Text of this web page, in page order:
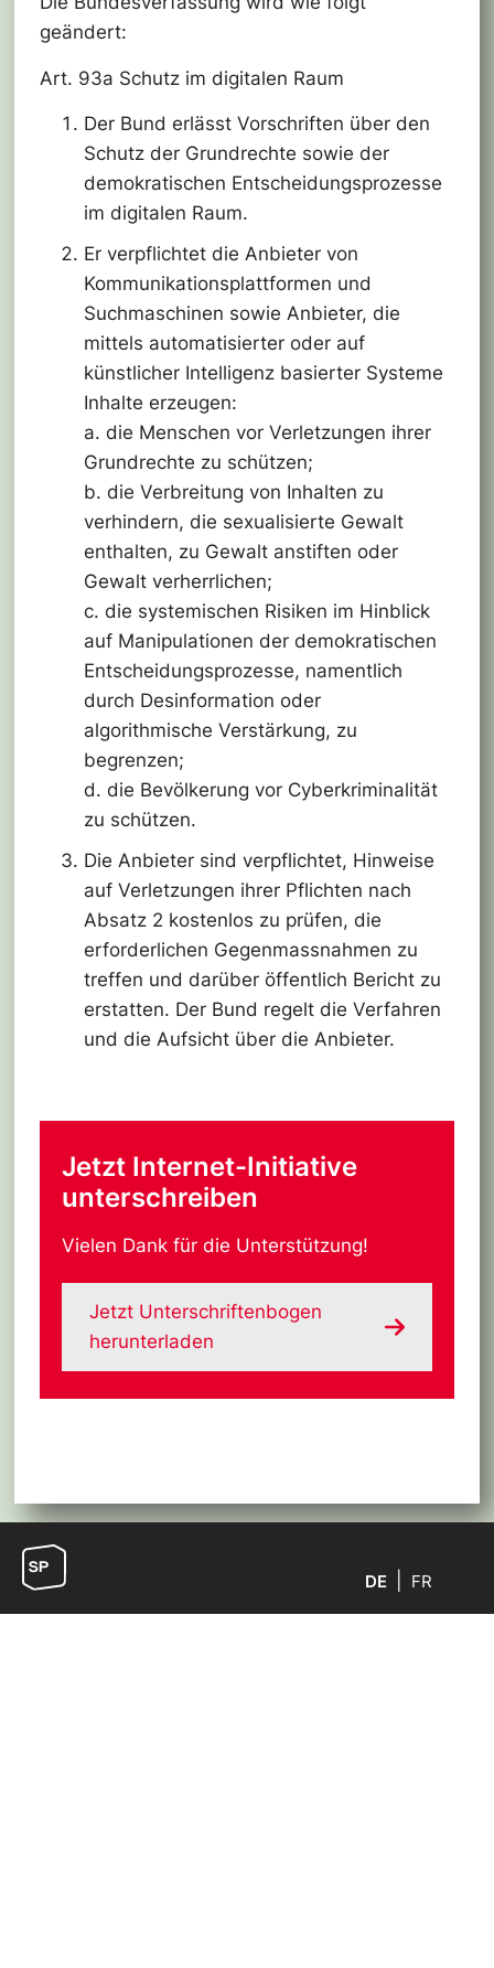
geändert:
Art. 93a Schutz im digitalen Raum
Der Bund erlässt Vorschriften über den
Schutz der Grundrechte sowie der
demokratischen Entscheidungsprozesse
im digitalen Raum.
Er verpflichtet die Anbieter von
Kommunikationsplattformen und
Suchmaschinen sowie Anbieter, die
mittels automatisierter oder auf
künstlicher Intelligenz basierter Systeme
Inhalte erzeugen:
a. die Menschen vor Verletzungen ihrer
Grundrechte zu schützen;
b. die Verbreitung von Inhalten zu
verhindern, die sexualisierte Gewalt
enthalten, zu Gewalt anstiften oder
Gewalt verherrlichen;
c. die systemischen Risiken im Hinblick
auf Manipulationen der demokratischen
Entscheidungsprozesse, namentlich
durch Desinformation oder
algorithmische Verstärkung, zu
begrenzen;
d. die Bevölkerung vor Cyberkriminalität
zu schützen.
Die Anbieter sind verpflichtet, Hinweise
auf Verletzungen ihrer Pflichten nach
Absatz 2 kostenlos zu prüfen, die
erforderlichen Gegenmassnahmen zu
treffen und darüber öffentlich Bericht zu
erstatten. Der Bund regelt die Verfahren
und die Aufsicht über die Anbieter.
Jetzt Internet-Initiative
unterschreiben
Vielen Dank für die Unterstützung!
Jetzt Unterschriftenbogen
herunterladen
DE FR